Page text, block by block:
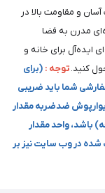
و مقاومت بالا در
مدرن به فضا
ایده‌آل برای خانه و
کنید.توجه : (برای
شما باید ضریبی
ضدضربه مقدار
هر شاخه) باشد، واحد مقدار
در وب سایت نیز بر